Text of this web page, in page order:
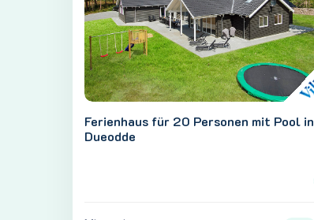
Ferienhaus für 20 Personen mit Pool in
Dueodde